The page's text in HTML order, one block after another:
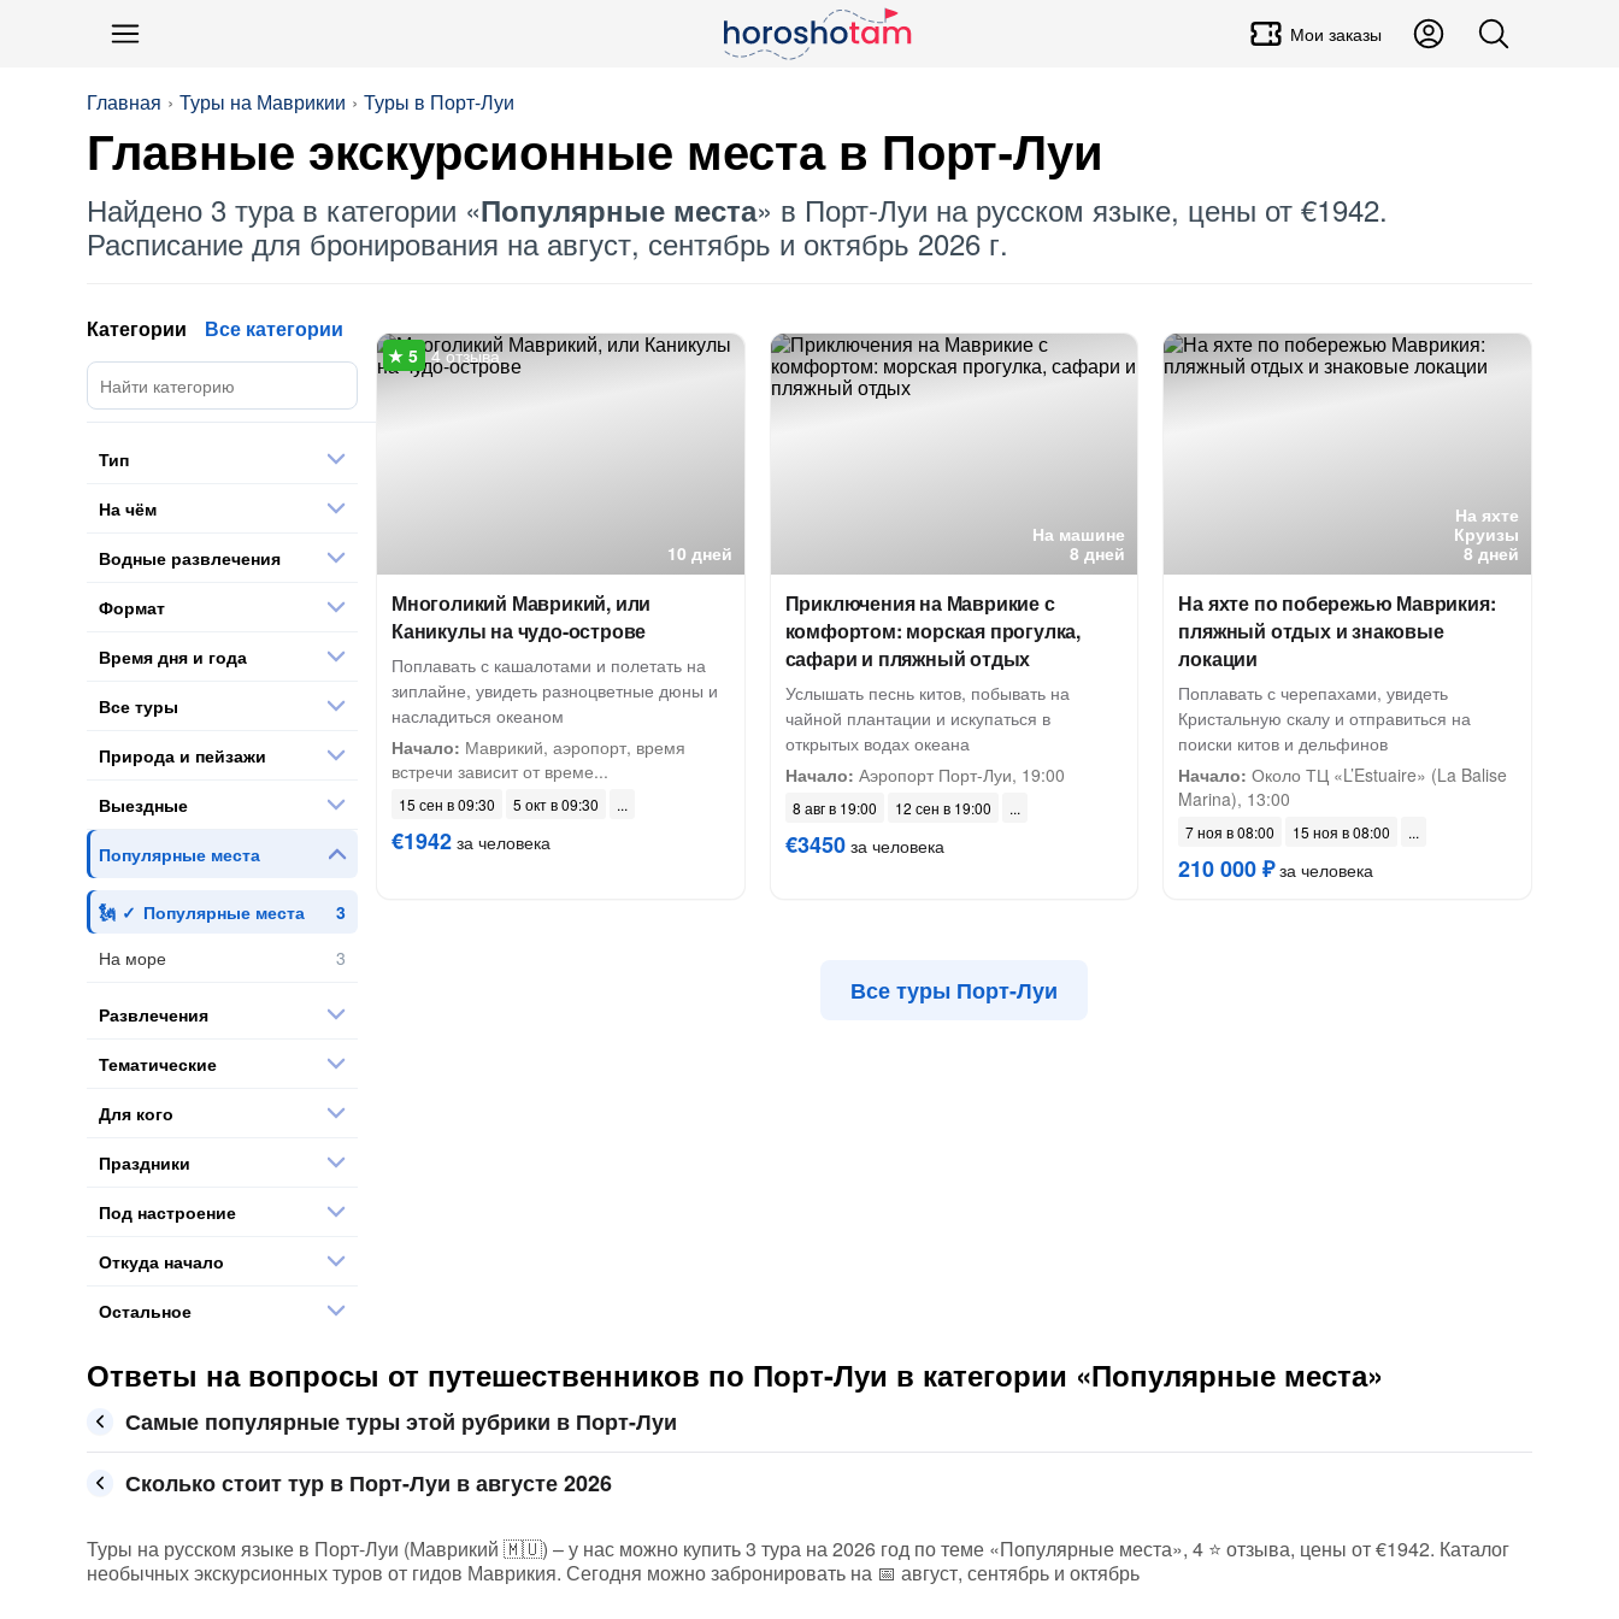
Мои заказы
Главная Туры на Маврикии Туры в Порт-Луи
Главные экскурсионные места в Порт-Луи
Найдено 3 тура в категории «Популярные места» в Порт-Луи на русском языке, цены от €1942.
Расписание для бронирования на август, сентябрь и октябрь 2026 г.
10 дней
4 отзыва
Многоликий Маврикий, или
Каникулы на чудо-острове
Поплавать с кашалотами и полетать на
зиплайне, увидеть разноцветные дюны и
насладиться океаном
Начало: Маврикий, аэропорт, время
встречи зависит от време...
15 сен в 09:30 5 окт в 09:30
€1942 за человека
На машине
8 дней
Приключения на Маврикие с
комфортом: морская прогулка,
сафари и пляжный отдых
Услышать песнь китов, побывать на
чайной плантации и искупаться в
открытых водах океана
Начало: Аэропорт Порт-Луи, 19:00
8 авг в 19:00 12 сен в 19:00
€3450за человека
На яхте
Круизы
8 дней
На яхте по побережью Маврикия:
пляжный отдых и знаковые
локации
Поплавать с черепахами, увидеть
Кристальную скалу и отправиться на
поиски китов и дельфинов
Начало: Около ТЦ «L’Estuaire» (La Balise
Marina), 13:00
7 ноя в 08:00 15 ноя в 08:00
210 000 ₽за человека
Все туры Порт-Луи
Категории Все категории
Тип
На чём
Водные развлечения
Формат
Время дня и года
Все туры
Природа и пейзажи
Выездные
Популярные места
Популярные места
На море
Развлечения
Тематические
Для кого
Праздники
Под настроение
Откуда начало
Остальное
Ответы на вопросы от путешественников по Порт-Луи в категории «Популярные места»
Самые популярные туры этой рубрики в Порт-Луи
Сколько стоит тур в Порт-Луи в августе 2026
Туры на русском языке в Порт-Луи (Маврикий 🇲🇺) – у нас можно купить 3 тура на 2026 год по теме «Популярные места», 4 ⭐ отзыва, цены от €1942. Каталог
необычных экскурсионных туров от гидов Маврикия. Сегодня можно забронировать на 📅 август, сентябрь и октябрь